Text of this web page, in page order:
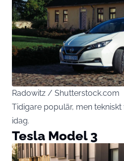
Radowitz / Shutterstock.com
Tidigare populär, men
idag.
Tesla Model 3